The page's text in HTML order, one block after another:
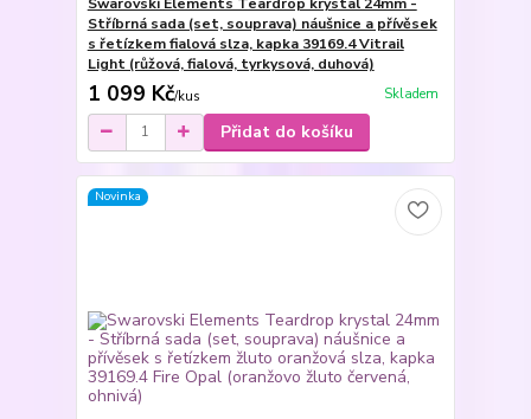
Stříbrná sada (set, souprava) náušnice a přívěsek
s řetízkem fialová slza, kapka 39169.4 Vitrail
Light (růžová, fialová, tyrkysová, duhová)
1 099 Kč/kus Skladem
Přidat do košíku
Novinka